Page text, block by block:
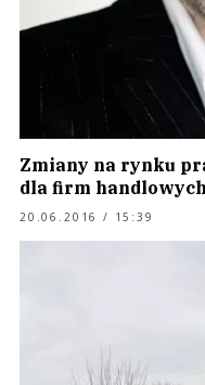
Zmiany na rynku
dla firm handlowych
20.06.2016 / 15:39